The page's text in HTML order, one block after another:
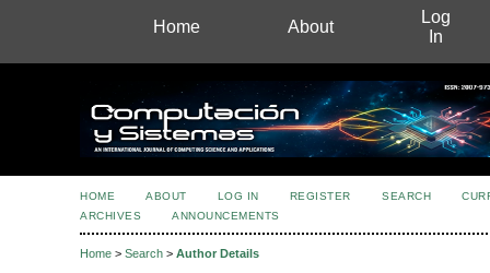
Home About
Log
In
HOME ABOUT LOG IN REGISTER SEARCH
ARCHIVES
ANNOUNCEMENTS
Home > Search > Author Details